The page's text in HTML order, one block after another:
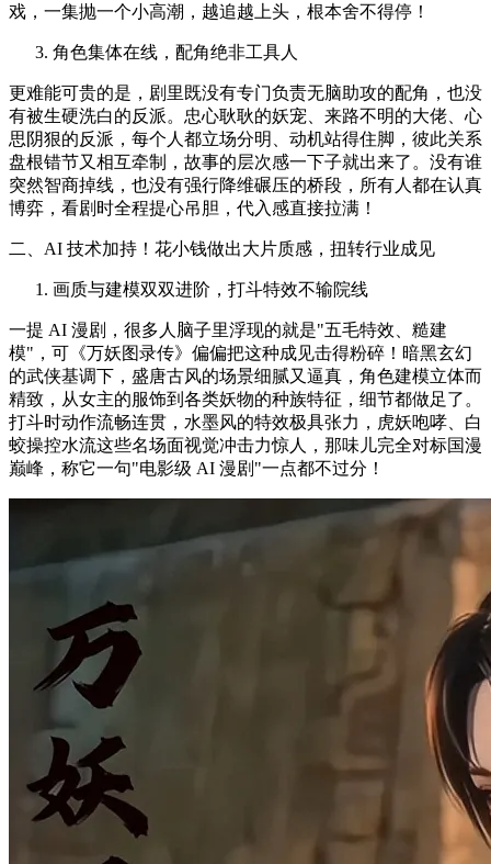
戏，一集抛一个小高潮，越追越上头，根本舍不得停！
角色集体在线，配角绝非工具人
更难能可贵的是，剧里既没有专门负责无脑助攻的配角，也没
有被生硬洗白的反派。忠心耿耿的妖宠、来路不明的大佬、心
思阴狠的反派，每个人都立场分明、动机站得住脚，彼此关系
盘根错节又相互牵制，故事的层次感一下子就出来了。没有谁
突然智商掉线，也没有强行降维碾压的桥段，所有人都在认真
博弈，看剧时全程提心吊胆，代入感直接拉满！
二、AI 技术加持！花小钱做出大片质感，扭转行业成见
画质与建模双双进阶，打斗特效不输院线
一提 AI 漫剧，很多人脑子里浮现的就是"五毛特效、糙建
模"，可《万妖图录传》偏偏把这种成见击得粉碎！暗黑玄幻
的武侠基调下，盛唐古风的场景细腻又逼真，角色建模立体而
精致，从女主的服饰到各类妖物的种族特征，细节都做足了。
打斗时动作流畅连贯，水墨风的特效极具张力，虎妖咆哮、白
蛟操控水流这些名场面视觉冲击力惊人，那味儿完全对标国漫
巅峰，称它一句"电影级 AI 漫剧"一点都不过分！